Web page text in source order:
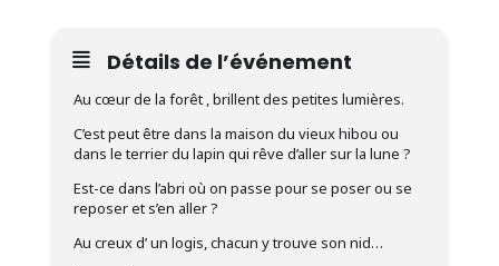
Détails de l’événement
Au cœur de la forêt , brillent des petites lumières.
C’est peut être dans la maison du vieux hibou ou
dans le terrier du lapin qui rêve d’aller sur la lune ?
Est-ce dans l’abri où on passe pour se poser ou se
reposer et s’en aller ?
Au creux d’ un logis, chacun y trouve son nid…